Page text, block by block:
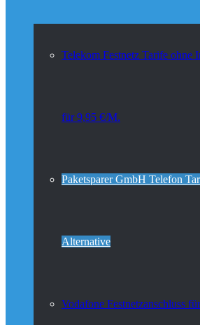
Telekom Festnetz Tarife ohne
für 9,95 €/M.
Paketsparer GmbH Telefon
Alternative
Vodafone Festnetzanschluss